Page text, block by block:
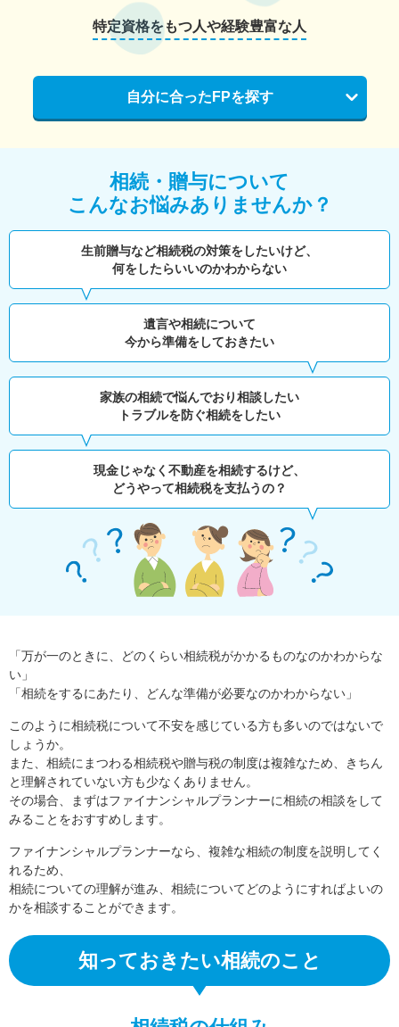
特定資格をもつ人や経験豊富な人
自分に合ったFPを探す
相続・贈与について
こんなお悩みありませんか？
生前贈与など相続税の対策をしたいけど、
何をしたらいいのかわからない
遺言や相続について
今から準備をしておきたい
家族の相続で悩んでおり相談したい
トラブルを防ぐ相続をしたい
現金じゃなく不動産を相続するけど、
どうやって相続税を支払うの？
「万が一のときに、どのくらい相続税がかかるものなのかわからな
い」
「相続をするにあたり、どんな準備が必要なのかわからない」
このように相続税について不安を感じている方も多いのではないで
しょうか。
また、相続にまつわる相続税や贈与税の制度は複雑なため、きちん
と理解されていない方も少なくありません。
その場合、まずはファイナンシャルプランナーに相続の相談をして
みることをおすすめします。
ファイナンシャルプランナーなら、複雑な相続の制度を説明してく
れるため、
相続についての理解が進み、相続についてどのようにすればよいの
かを相談することができます。
知っておきたい相続のこと